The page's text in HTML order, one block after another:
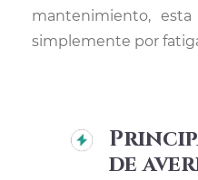
mantenimiento,
simplemente por
de